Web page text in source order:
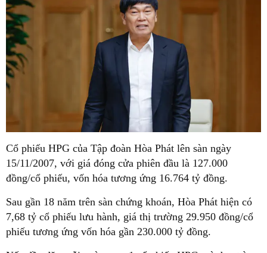
Cổ phiếu HPG của Tập đoàn Hòa Phát lên sàn ngày
15/11/2007, với giá đóng cửa phiên đầu là 127.000
đồng/cổ phiếu, vốn hóa tương ứng 16.764 tỷ đồng.
Sau gần 18 năm trên sàn chứng khoán, Hòa Phát hiện có
7,68 tỷ cổ phiếu lưu hành, giá thị trường 29.950 đồng/cổ
phiếu tương ứng vốn hóa gần 230.000 tỷ đồng.